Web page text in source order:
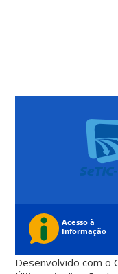
Desenvolvido com o